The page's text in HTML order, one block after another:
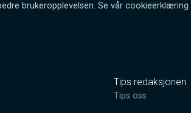
brukeropplevelsen. Se vår cookieerklæring
Tips redaksjonen
Tips oss